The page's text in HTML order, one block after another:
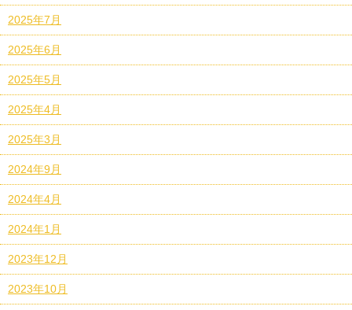
2025年7月
2025年6月
2025年5月
2025年4月
2025年3月
2024年9月
2024年4月
2024年1月
2023年12月
2023年10月